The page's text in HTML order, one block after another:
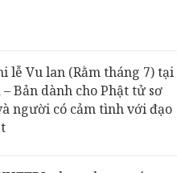
lễ Vu lan (Rằm tháng 7) tại
– Bản dành cho Phật tử sơ
người có cảm tình với đạo